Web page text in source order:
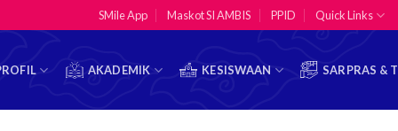
SMile App Maskot SI AMBIS PPID Quick Links
AKADEMIK KESISWAAN SARPRAS &